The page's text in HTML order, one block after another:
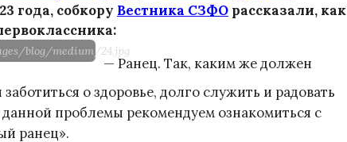
года, собкору Вестника СЗФО рассказали, как
blog/medium/24.jpg
— Ранец. Так, каким же должен
о здоровье, долго служить и радовать
проблемы рекомендуем ознакомиться с
ранец».